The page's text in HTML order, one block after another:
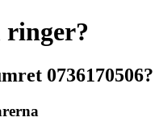
ringer?
0736170506?